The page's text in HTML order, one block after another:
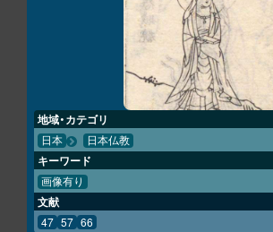
地域・カテゴリ
日本 日本仏教
キーワード
画像有り
文献
47 57 66